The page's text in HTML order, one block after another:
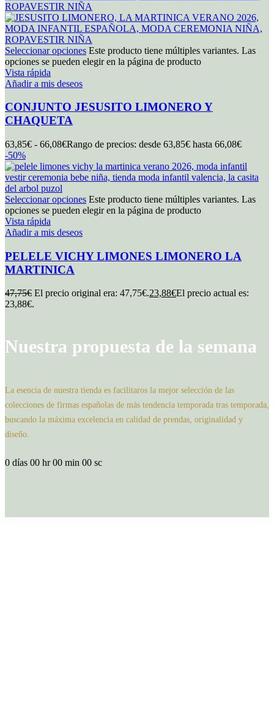
Seleccionar opciones Este producto tiene múltiples variantes. Las
opciones se pueden elegir en la página de producto
Vista rápida
Añadir a mis deseos
CONJUNTO JESUSITO LIMONERO Y
CHAQUETA
63,85€ - 66,08€Rango de precios: desde 63,85€ hasta 66,08€
-50%
Seleccionar opciones Este producto tiene múltiples variantes. Las
opciones se pueden elegir en la página de producto
Vista rápida
Añadir a mis deseos
PELELE VICHY LIMONES LIMONERO LA
MARTINICA
47,75€ El precio original era: 47,75€.23,88€El precio actual es:
23,88€.
Nuestra propuesta de la semana
La esencia de nuestra tienda es facilitaros la mejor selección de las
colecciones de firmas españolas de más tendencia temporada tras temporada,
buscando la máxima excelencia en calidad de prendas, originalidad y
diseño.
0 días 00 hr00 min 00 sc